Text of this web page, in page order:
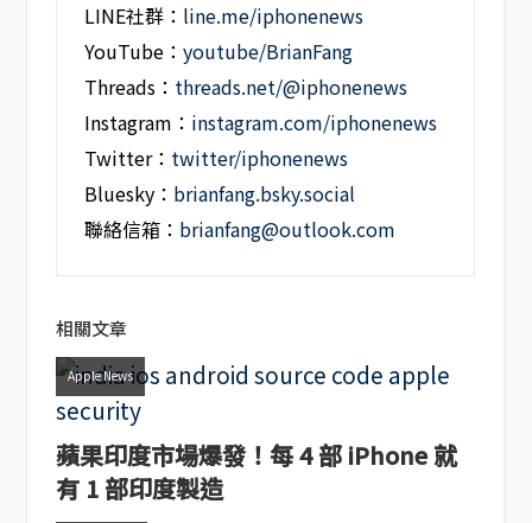
LINE社群： line.me/iphonenews
YouTube：youtube/BrianFang
Threads： threads.net/@iphonenews
Instagram： instagram.com/iphonenews
Twitter： twitter/iphonenews
Bluesky： brianfang.bsky.social
聯絡信箱： brianfang@outlook.com
相關文章
Apple News
蘋果印度市場爆發！每 4 部 iPhone 就
有 1 部印度製造